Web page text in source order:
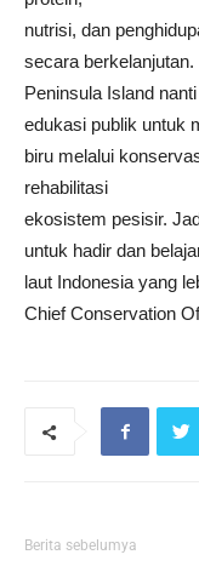
nutrisi, dan
secara berkelanjutan.
Peninsula Island
edukasi publik untuk
biru melalui
rehabilitasi
ekosistem pesisir.
untuk hadir dan
laut Indonesia yang
Chief Conservation
Berita sebelumya